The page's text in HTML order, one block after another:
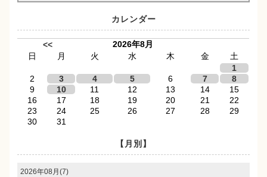
カレンダー
<<
2026年8月
日
月 火 水 木 金
土
1
2
3 4 5 6 7
8
9
10 11 12 13 14
15
16
17 18 19 20 21
22
23
24 25 26 27 28
29
30
31
【月別】
2026年08月(7)